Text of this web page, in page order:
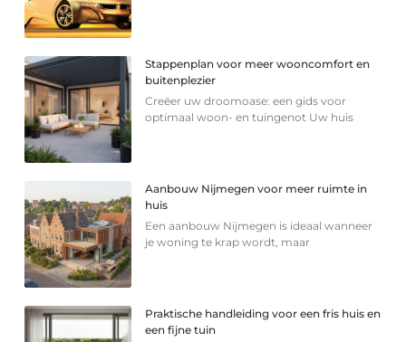
Stappenplan voor meer wooncomfort en
buitenplezier
Creëer uw droomoase: een gids voor
optimaal woon- en tuingenot Uw huis
Aanbouw Nijmegen voor meer ruimte in
huis
Een aanbouw Nijmegen is ideaal wanneer
je woning te krap wordt, maar
Praktische handleiding voor een fris huis en
een fijne tuin